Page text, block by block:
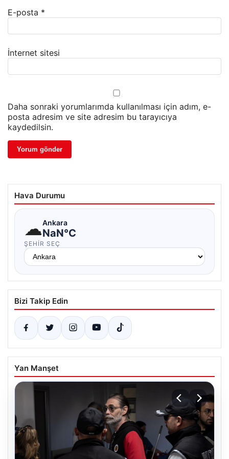
E-posta *
İnternet sitesi
Daha sonraki yorumlarımda kullanılması için adım, e-
posta adresim ve site adresim bu tarayıcıya
kaydedilsin.
Hava Durumu
☁Ankara
NaN°C
ŞEHIR SEÇ
Bizi Takip Edin
Yan Manşet